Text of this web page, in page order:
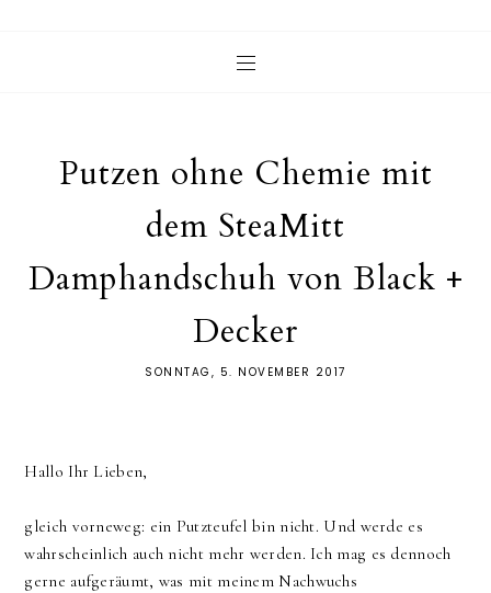
Putzen ohne Chemie mit
dem SteaMitt
Damphandschuh von Black +
Decker
SONNTAG, 5. NOVEMBER 2017
Hallo Ihr Lieben,
gleich vorneweg: ein Putzteufel bin nicht. Und werde es
wahrscheinlich auch nicht mehr werden. Ich mag es dennoch
gerne aufgeräumt, was mit meinem Nachwuchs